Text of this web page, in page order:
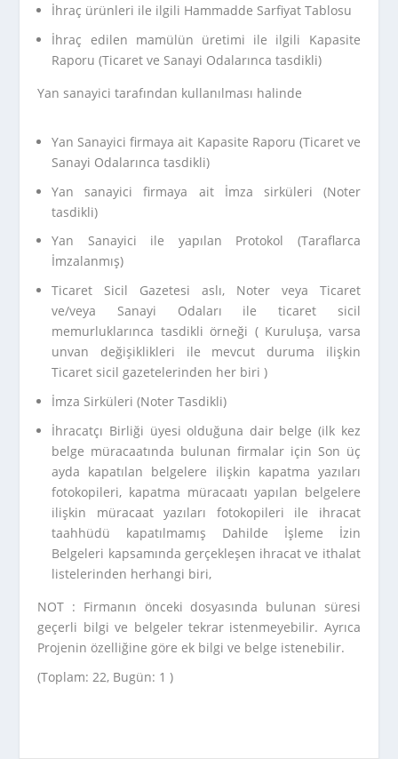
İhraç ürünleri ile ilgili Hammadde Sarfiyat Tablosu
İhraç edilen mamülün üretimi ile ilgili Kapasite
Raporu (Ticaret ve Sanayi Odalarınca tasdikli)
Yan sanayici tarafından kullanılması halinde
Yan Sanayici firmaya ait Kapasite Raporu (Ticaret ve
Sanayi Odalarınca tasdikli)
Yan sanayici firmaya ait İmza sirküleri (Noter
tasdikli)
Yan Sanayici ile yapılan Protokol (Taraflarca
İmzalanmış)
Ticaret Sicil Gazetesi aslı, Noter veya Ticaret
ve/veya Sanayi Odaları ile ticaret sicil
memurluklarınca tasdikli örneği ( Kuruluşa, varsa
unvan değişiklikleri ile mevcut duruma ilişkin
Ticaret sicil gazetelerinden her biri )
İmza Sirküleri (Noter Tasdikli)
İhracatçı Birliği üyesi olduğuna dair belge (ilk kez
belge müracaatında bulunan firmalar için Son üç
ayda kapatılan belgelere ilişkin kapatma yazıları
fotokopileri, kapatma müracaatı yapılan belgelere
ilişkin müracaat yazıları fotokopileri ile ihracat
taahhüdü kapatılmamış Dahilde İşleme İzin
Belgeleri kapsamında gerçekleşen ihracat ve ithalat
listelerinden herhangi biri,
NOT : Firmanın önceki dosyasında bulunan süresi
geçerli bilgi ve belgeler tekrar istenmeyebilir. Ayrıca
Projenin özelliğine göre ek bilgi ve belge istenebilir.
(Toplam: 22, Bugün: 1 )